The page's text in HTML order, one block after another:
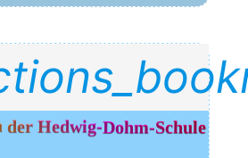
Neue Mensa der Hedwig-Dohm-Schule